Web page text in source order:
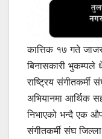
कात्तिक १७ गते
बिनासकारी भुकम्पले
राष्ट्रिय
अभियानमा आर्थिक
निभाएको भन्दै एक
संगीतकर्मी संघ